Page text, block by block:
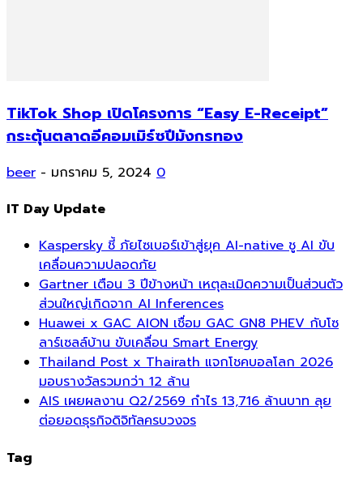
TikTok Shop เปิดโครงการ “Easy E-Receipt”
กระตุ้นตลาดอีคอมเมิร์ซปีมังกรทอง
beer - มกราคม 5, 2024 0
IT Day Update
Kaspersky ชี้ ภัยไซเบอร์เข้าสู่ยุค AI-native ชู AI ขับ
เคลื่อนความปลอดภัย
Gartner เตือน 3 ปีข้างหน้า เหตุละเมิดความเป็นส่วนตัว
ส่วนใหญ่เกิดจาก AI Inferences
Huawei x GAC AION เชื่อม GAC GN8 PHEV กับโซ
ลาร์เซลล์บ้าน ขับเคลื่อน Smart Energy
Thailand Post x Thairath แจกโชคบอลโลก 2026
มอบรางวัลรวมกว่า 12 ล้าน
AIS เผยผลงาน Q2/2569 กำไร 13,716 ล้านบาท ลุย
ต่อยอดธุรกิจดิจิทัลครบวงจร
Tag